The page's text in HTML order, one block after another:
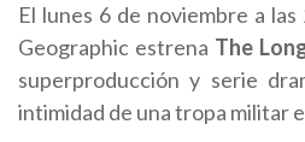
El lunes 6 de noviembre a
Geographic estrena The
superproducción y serie
intimidad de una tropa militar